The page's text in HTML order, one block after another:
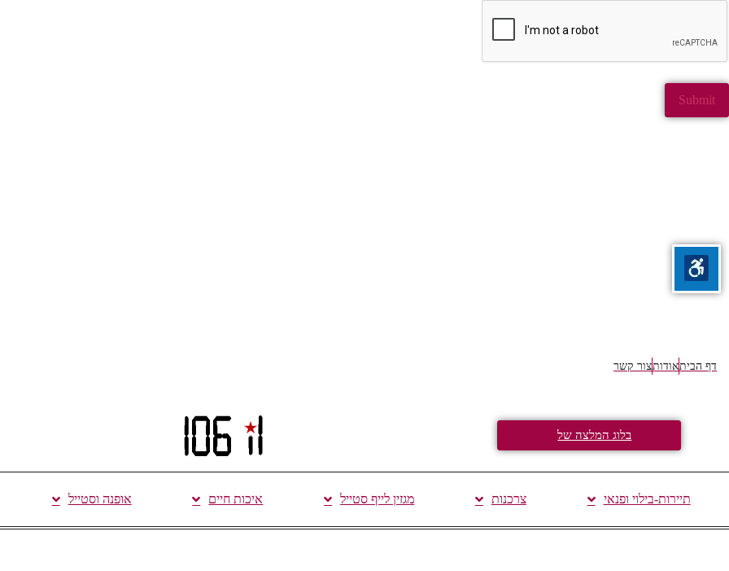
דף הביתאודותצור קשר
בלוג המלצה של
תיירות-בילוי ופנאי צרכנות מגזין לייף סטייל איכות חיים אופנה וסטייל